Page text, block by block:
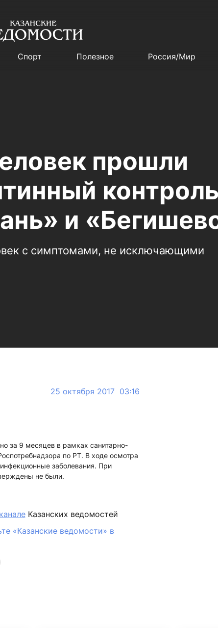
Спорт Полезное Россия/Мир
прошли
и
с симптомами, не исключающими
25 октября 2017 03:16
за 9 месяцев в рамках санитарно-
по РТ. В ходе осмотра
заболевания. При
не были.
Казанских ведомостей
«Казанские ведомости» в